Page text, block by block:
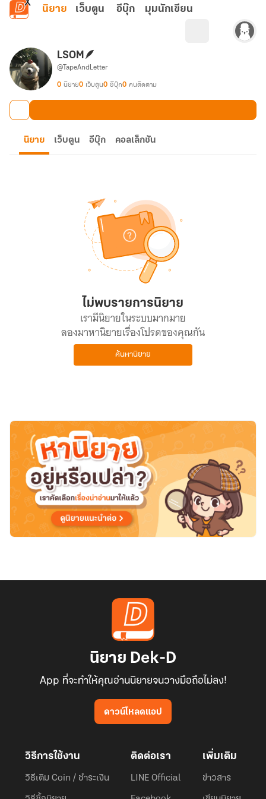
ข้ามไปยังเนื้อหาหลัก
นิยาย เว็บตูน อีบุ๊ก มุมนักเขียน
LSOM🪶
@TapeAndLetter
0 นิยาย0 เว็บตูน0 อีบุ๊ก0 คนติดตาม
นิยาย เว็บตูน อีบุ๊ก คอลเล็กชัน
ไม่พบรายการนิยาย
เรามีนิยายในระบบมากมาย
ลองมาหานิยายเรื่องโปรดของคุณกัน
ค้นหานิยาย
นิยาย Dek-D
App ที่จะทำให้คุณอ่านนิยายจนวางมือถือไม่ลง!
ดาวน์โหลดแอป
วิธีการใช้งาน
วิธีเติม Coin / ชำระเงิน
ติดต่อเรา
LINE Official
เพิ่มเติม
ข่าวสาร